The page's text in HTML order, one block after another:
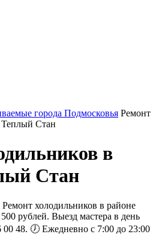
города Подмосковья Ремонт
Теплый Стан
в
Стан
холодильников в районе
рублей. Выезд мастера в день
48. 🕖 Ежедневно с 7:00 до 23:00